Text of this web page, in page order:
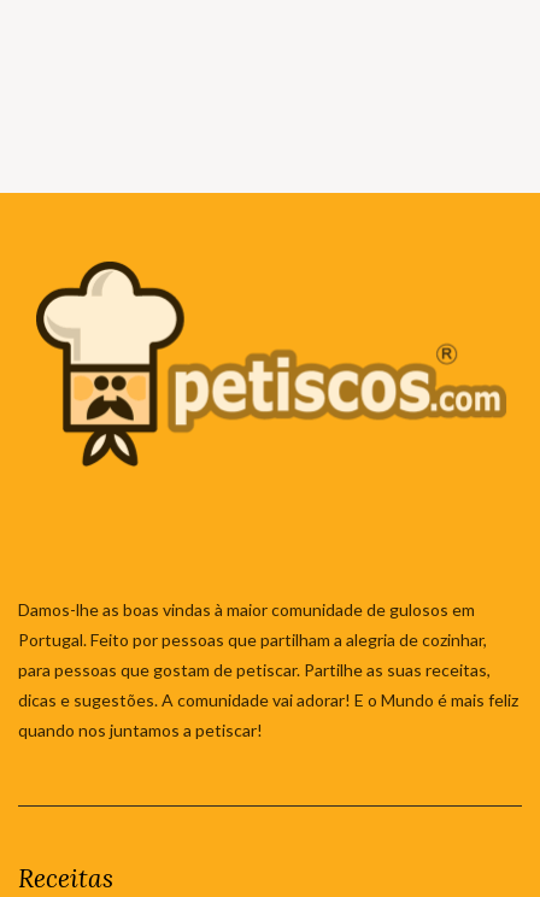
Damos-lhe as boas vindas à maior comunidade de gulosos em
Portugal. Feito por pessoas que partilham a alegria de cozinhar,
para pessoas que gostam de petiscar. Partilhe as suas receitas,
dicas e sugestões. A comunidade vai adorar! E o Mundo é mais feliz
quando nos juntamos a petiscar!
Receitas